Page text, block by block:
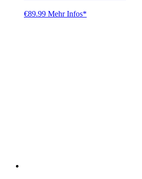
€89.99 Mehr Infos*